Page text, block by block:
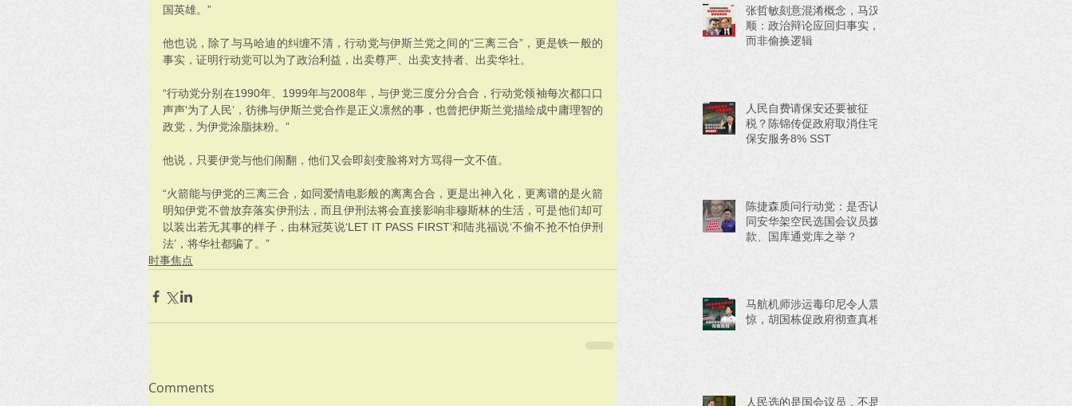
国英雄。”
他也说，除了与马哈迪的纠缠不清，行动党与伊斯兰党之间的“三离三合”，更是铁一般的
事实，证明行动党可以为了政治利益，出卖尊严、出卖支持者、出卖华社。
“行动党分别在1990年、1999年与2008年，与伊党三度分分合合，行动党领袖每次都口口
声声‘为了人民’，彷彿与伊斯兰党合作是正义凛然的事，也曾把伊斯兰党描绘成中庸理智的
政党，为伊党涂脂抹粉。”
他说，只要伊党与他们闹翻，他们又会即刻变脸将对方骂得一文不值。
“火箭能与伊党的三离三合，如同爱情电影般的离离合合，更是出神入化，更离谱的是火箭
明知伊党不曾放弃落实伊刑法，而且伊刑法将会直接影响非穆斯林的生活，可是他们却可
以装出若无其事的样子，由林冠英说‘LET IT PASS FIRST’和陆兆福说‘不偷不抢不怕伊刑
法’，将华社都骗了。”
时事焦点
Comments
张哲敏刻意混淆概念，马汉
顺：政治辩论应回归事实，
而非偷换逻辑
人民自费请保安还要被征
税？陈锦传促政府取消住宅
保安服务8% SST
陈捷森质问行动党：是否认
同安华架空民选国会议员拨
款、国库通党库之举？
马航机师涉运毒印尼令人震
惊，胡国栋促政府彻查真相
人民选的是国会议员，不是